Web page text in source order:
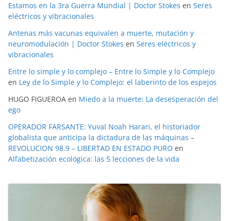
Estamos en la 3ra Guerra Mundial | Doctor Stokes en Seres
eléctricos y vibracionales
Antenas más vacunas equivalen a muerte, mutación y
neuromodulación | Doctor Stokes en Seres eléctricos y
vibracionales
Entre lo simple y lo complejo – Entre lo Simple y lo Complejo
en Ley de lo Simple y lo Complejo: el laberinto de los espejos
HUGO FIGUEROA en Miedo a la muerte: La desesperación del
ego
OPERADOR FARSANTE: Yuval Noah Harari, el historiador
globalista que anticipa la dictadura de las máquinas –
REVOLUCION 98.9 – LIBERTAD EN ESTADO PURO en
Alfabetización ecológica: las 5 lecciones de la vida